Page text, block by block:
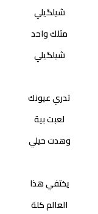
شيلگيلي
مثلك واحد
شيلگيلي
تدري عيونك
لعبت بية
وهدت حيلي
يختفي هذا
العالم كلة